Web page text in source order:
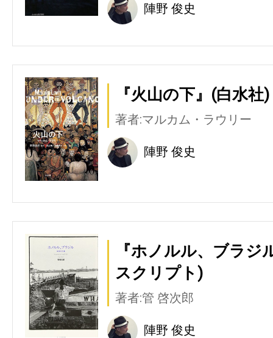
陣野 俊史
『火山の下』(白水社)
著者:マルカム・ラウリー
陣野 俊史
『ホノルル、ブラジ
スクリプト)
著者:管 啓次郎
陣野 俊史